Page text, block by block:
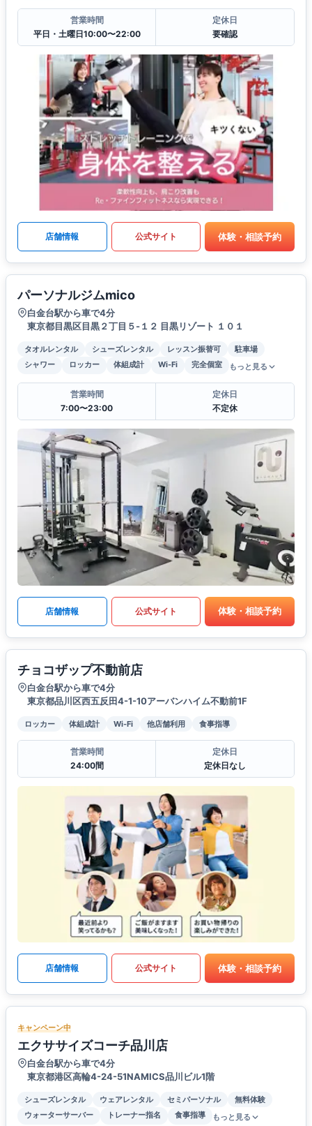
営業時間
平日・土曜日10:00〜22:00
定休日
要確認
店舗情報 公式サイト 体験・相談予約
パーソナルジムmico
白金台駅から車で4分
東京都目黒区目黒２丁目５-１２ 目黒リゾート １０１
タオルレンタル シューズレンタル レッスン振替可
駐車場
シャワー
ロッカー 体組成計 Wi-Fi 完全個室 もっと見る
営業時間
7:00〜23:00
定休日
不定休
店舗情報 公式サイト 体験・相談予約
チョコザップ不動前店
白金台駅から車で4分
東京都品川区西五反田4-1-10アーバンハイム不動前1F
ロッカー 体組成計 Wi-Fi 他店舗利用 食事指導
営業時間
24:00間
定休日
定休日なし
店舗情報 公式サイト 体験・相談予約
キャンペーン中
エクササイズコーチ品川店
白金台駅から車で4分
東京都港区高輪4-24-51NAMICS品川ビル1階
シューズレンタル ウェアレンタル セミパーソナル
無料体験
ウォーターサーバー
トレーナー指名 食事指導 もっと見る